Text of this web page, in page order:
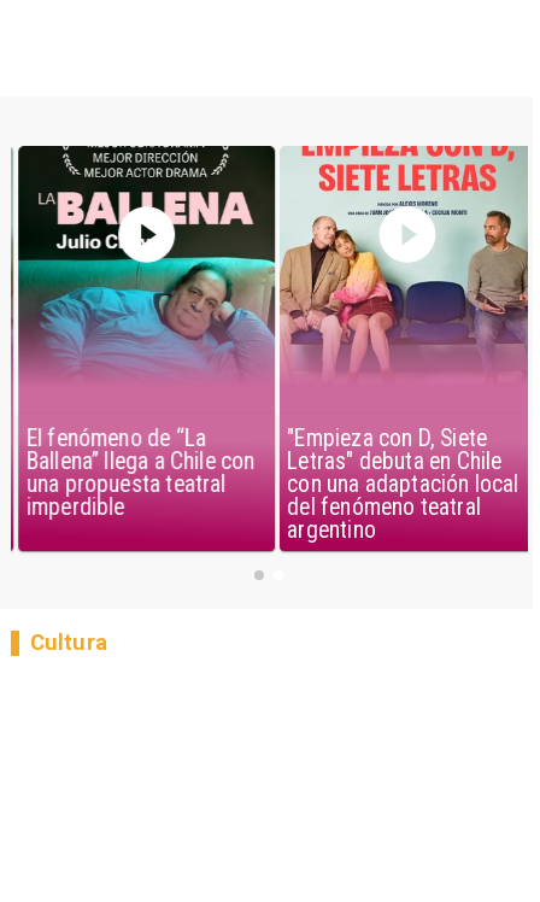
El fenómeno de “La
Ballena” llega a Chile con
una propuesta teatral
imperdible
"Empieza con D, Siete
Letras" debuta en Chile
con una adaptación local
del fenómeno teatral
argentino
Cultura